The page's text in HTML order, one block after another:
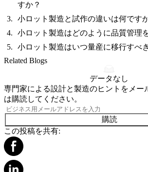
すか？
小ロット製造と試作の違いは何です
小ロット製造はどのように品質管理
小ロット製造はいつ量産に移行すべ
Related Blogs
データなし
専門家による設計と製造のヒントをメー
は購読してください。
購読
この投稿を共有: